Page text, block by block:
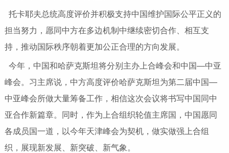
托卡耶夫总统高度评价并积极支持中国维护国际公平正义的
担当努力，愿同中方在多边机制中继续密切合作、相互支
持，推动国际秩序朝着更加公正合理的方向发展。
今年，中国和哈萨克斯坦将分别主办上合峰会和中国—中亚
峰会。习主席说，中方高度评价哈萨克斯坦为第二届中国—
中亚峰会所做大量筹备工作，相信这次会议将书写中国同中
亚合作新篇章。同时，作为上合组织轮值主席国，中国愿同
各成员国一道，以今年天津峰会为契机，做实做强上合组
织，展现新发展、新突破、新气象。